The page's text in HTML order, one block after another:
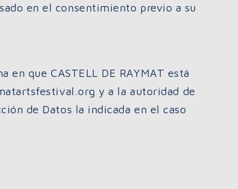
en el consentimiento previo a su
que CASTELL DE RAYMAT está
y a la autoridad de
de Datos la indicada en el caso